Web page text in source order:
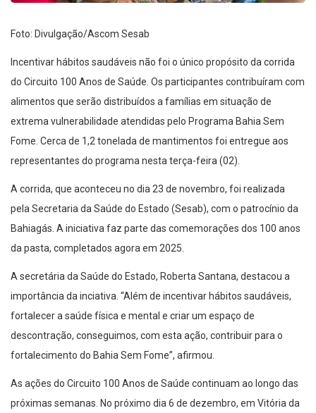
Foto: Divulgação/Ascom Sesab
Incentivar hábitos saudáveis não foi o único propósito da corrida
do Circuito 100 Anos de Saúde. Os participantes contribuíram com
alimentos que serão distribuídos a famílias em situação de
extrema vulnerabilidade atendidas pelo Programa Bahia Sem
Fome. Cerca de 1,2 tonelada de mantimentos foi entregue aos
representantes do programa nesta terça-feira (02).
A corrida, que aconteceu no dia 23 de novembro, foi realizada
pela Secretaria da Saúde do Estado (Sesab), com o patrocínio da
Bahiagás. A iniciativa faz parte das comemorações dos 100 anos
da pasta, completados agora em 2025.
A secretária da Saúde do Estado, Roberta Santana, destacou a
importância da inciativa. “Além de incentivar hábitos saudáveis,
fortalecer a saúde física e mental e criar um espaço de
descontração, conseguimos, com esta ação, contribuir para o
fortalecimento do Bahia Sem Fome”, afirmou.
As ações do Circuito 100 Anos de Saúde continuam ao longo das
próximas semanas. No próximo dia 6 de dezembro, em Vitória da